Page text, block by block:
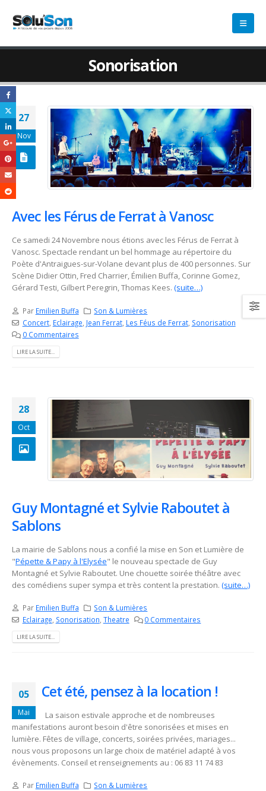
Sonorisation
27
Nov
Avec les Férus de Ferrat à Vanosc
Ce samedi 24 Novembre nous étions avec les Férus de Ferrat à
Vanosc. Spectacle rendant un bel hommage au répertoire du
Poète d'Antraigues-sur-Volane devant plus de 400 personnes. Sur
Scène Didier Ottin, Fred Charrier, Émilien Buffa, Corinne Gomez,
Gérard Testi, Gilbert Peregrin, Thomas Kees. (suite…)
Par Emilien Buffa
Son & Lumières
Concert, Eclairage Jean Ferrat, Les Féus de Ferrat, Sonorisation
0 Commentaires
LIRE LA SUITE...
28
Oct
Guy Montagné et Sylvie Raboutet à
Sablons
La mairie de Sablons nous a confié la mise en Son et Lumière de
"Pépette & Papy à l'Elysée" le nouveau spectacle de Guy
Montagné et Sylvie Raboutet. Une chouette soirée théâtre avec
des comédiens super sympa et très content la prestation. (suite…)
Par Emilien Buffa
Son & Lumières
Eclairage, Sonorisation, Theatre 0 Commentaires
LIRE LA SUITE...
05
Mai
Cet été, pensez à la location !
La saison estivale approche et de nombreuses
manifestations auront besoin d'être sonorisées et mises en
lumière. Fêtes de village, concerts, soirées privées, mariages...
nous vous proposons un large choix de matériel adapté à vos
évènements. Conseil et renseignements au : 06 83 11 74 83
Par Emilien Buffa
Son & Lumières